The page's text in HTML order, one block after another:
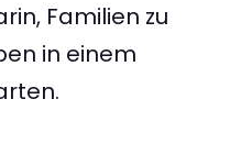
Familien zu
in einem